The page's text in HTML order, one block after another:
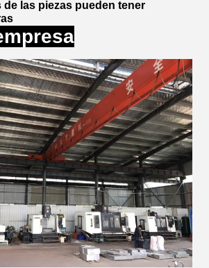
de las piezas pueden tener